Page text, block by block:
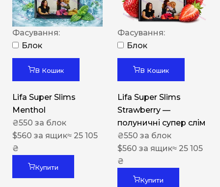
Фасування:
Блок
В Кошик
Lifa Super Slims
Menthol
₴550 за блок
$560 за ящик≈ 25 105
₴
Купити
Фасування:
Блок
В Кошик
Lifa Super Slims
Strawberry —
полуничні супер слім
₴550 за блок
$560 за ящик≈ 25 105
₴
Купити